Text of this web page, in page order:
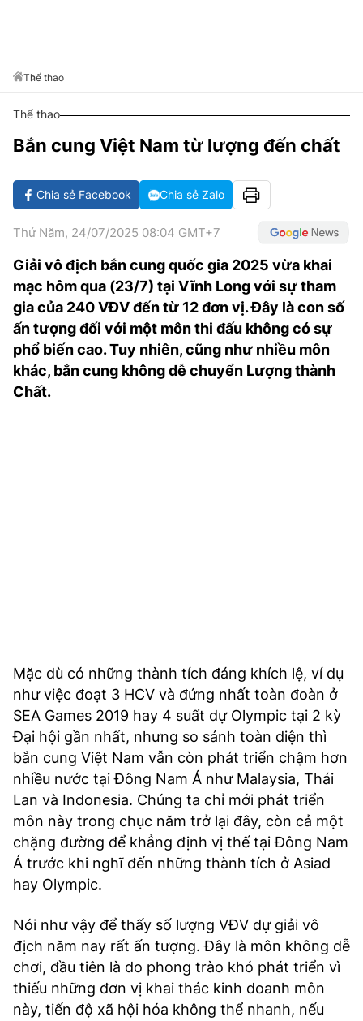
GIẢI TRÍ
CÔNG NGHIỆP VĂN HÓA
X-QUANG TIN ĐỒN
VIẾT LẠI ƯỚC MƠ
PHIM
ÂM NHẠC
KBIZ
DU LỊCH
TIN TỨC
ĐIỂM ĐẾN
ẢNH
ẨM THỰC
TƯ VẤN
THẾ GIỚI SAO
HIGHTECH
BẠN CẦN BIẾT
INFOGRAPHIC
E-MAGAZINE
ẢNH
BÁO GIẤY
TRA CỨU PHƯỜNG XÃ
Thể thao
Thể thao
Bắn cung Việt Nam từ lượng đến chất
Chia sẻ Facebook Chia sẻ Zalo
Thứ Năm, 24/07/2025 08:04 GMT+7
Giải vô địch bắn cung quốc gia 2025 vừa khai
mạc hôm qua (23/7) tại Vĩnh Long với sự tham
gia của 240 VĐV đến từ 12 đơn vị. Đây là con số
ấn tượng đối với một môn thi đấu không có sự
phổ biến cao. Tuy nhiên, cũng như nhiều môn
khác, bắn cung không dễ chuyển Lượng thành
Chất.
Mặc dù có những thành tích đáng khích lệ, ví dụ
như việc đoạt 3 HCV và đứng nhất toàn đoàn ở
SEA Games 2019 hay 4 suất dự Olympic tại 2 kỳ
Đại hội gần nhất, nhưng so sánh toàn diện thì
bắn cung Việt Nam vẫn còn phát triển chậm hơn
nhiều nước tại Đông Nam Á như Malaysia, Thái
Lan và Indonesia. Chúng ta chỉ mới phát triển
môn này trong chục năm trở lại đây, còn cả một
chặng đường để khẳng định vị thế tại Đông Nam
Á trước khi nghĩ đến những thành tích ở Asiad
hay Olympic.
Nói như vậy để thấy số lượng VĐV dự giải vô
địch năm nay rất ấn tượng. Đây là môn không dễ
chơi, đầu tiên là do phong trào khó phát triển vì
thiếu những đơn vị khai thác kinh doanh môn
này, tiến độ xã hội hóa không thể nhanh, nếu